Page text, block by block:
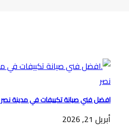
افضل فني صيانة تكييفات في مدينة نصر
أبريل 21, 2026